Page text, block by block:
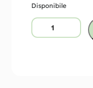
Disponibile